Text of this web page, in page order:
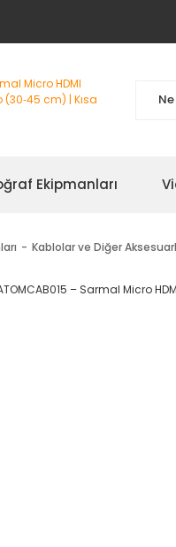
Ekipmanları
Kablolar ve Diğer